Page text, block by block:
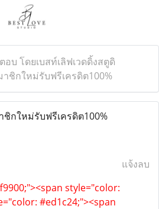
อบ โดยเบสท์เลิฟเวดดิ้งสตูดิ
าชิกใหม่รับฟรีเครดิต100%
ชิกใหม่รับฟรีเครดิต100%
แจ้งลบ
style="color:
#ed1c24;"><span